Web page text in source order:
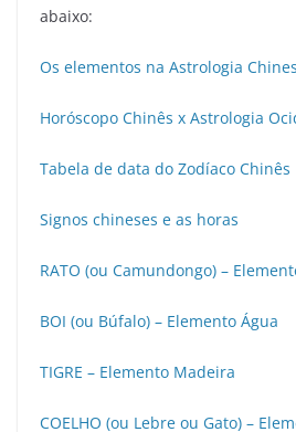
abaixo:
Os elementos na Astrologia
Horóscopo Chinês x Astrologia
Tabela de data do Zodíaco Chinês
Signos chineses e as horas
RATO (ou Camundongo) –
BOI (ou Búfalo) – Elemento Água
TIGRE – Elemento Madeira
COELHO (ou Lebre ou Gato) –